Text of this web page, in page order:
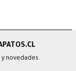
novedades.